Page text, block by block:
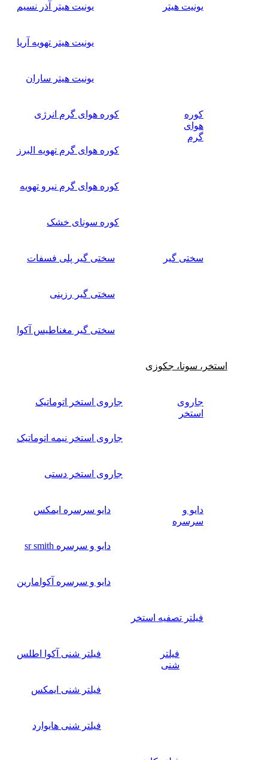
یونیت هیتر یونیت هیتر آذر نسیم
یونیت هیتر تهویه آریا
یونیت هیتر ساران
کوره
هوای
گرم
کوره هوای گرم انرژی
کوره هوای گرم تهویه البرز
کوره هوای گرم نیرو تهویه
کوره سونای خشک
سختی گیر سختی گیر پلی فسفات
سختی گیر رزینی
سختی گیر مغناطیس آکوا
استخر، سونا، جکوزی
جاروی
استخر
جاروی استخر اتوماتیک
جاروی استخر نیمه اتوماتیک
جاروی استخر دستی
دایو و
سرسره
دایو سرسره ایمکس
دایو و سرسره sr smith
دایو و سرسره آکوامارین
فیلتر تصفیه استخر
فیلتر
شنی
فیلتر شنی آکوا اطلس
فیلتر شنی ایمکس
فیلتر شنی هایوارد